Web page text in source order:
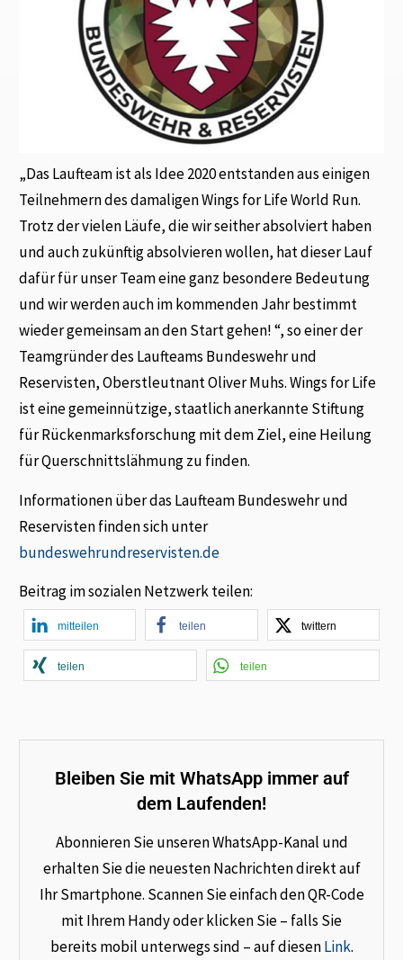
„Das Laufteam ist als Idee 2020 entstanden aus einigen
Teilnehmern des damaligen Wings for Life World Run.
Trotz der vielen Läufe, die wir seither absolviert haben
und auch zukünftig absolvieren wollen, hat dieser Lauf
dafür für unser Team eine ganz besondere Bedeutung
und wir werden auch im kommenden Jahr bestimmt
wieder gemeinsam an den Start gehen! “, so einer der
Teamgründer des Laufteams Bundeswehr und
Reservisten, Oberstleutnant Oliver Muhs. Wings for Life
ist eine gemeinnützige, staatlich anerkannte Stiftung
für Rückenmarksforschung mit dem Ziel, eine Heilung
für Querschnittslähmung zu finden.
Informationen über das Laufteam Bundeswehr und
Reservisten finden sich unter
bundeswehrundreservisten.de
Beitrag im sozialen Netzwerk teilen:
mitteilen teilen twittern
teilen teilen
Bleiben Sie mit WhatsApp immer auf
dem Laufenden!
Abonnieren Sie unseren WhatsApp-Kanal und
erhalten Sie die neuesten Nachrichten direkt auf
Ihr Smartphone. Scannen Sie einfach den QR-Code
mit Ihrem Handy oder klicken Sie – falls Sie
bereits mobil unterwegs sind – auf diesenLink.